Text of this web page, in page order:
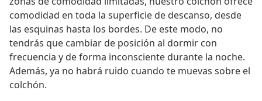
comodidad en toda la superficie de descanso, desde
las esquinas hasta los bordes. De este modo, no
tendrás que cambiar de posición al dormir con
frecuencia y de forma inconsciente durante la noche.
Además, ya no habrá ruido cuando te muevas sobre el
colchón.